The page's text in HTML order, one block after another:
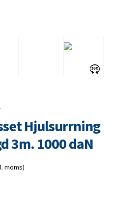
Hjulsurrning
3m. 1000 daN
moms)